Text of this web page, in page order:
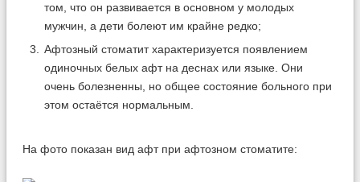
том, что он развивается в основном у молодых
мужчин, а дети болеют им крайне редко;
Афтозный стоматит характеризуется появлением
одиночных белых афт на деснах или языке. Они
очень болезненны, но общее состояние больного при
этом остаётся нормальным.
На фото показан вид афт при афтозном стоматите: